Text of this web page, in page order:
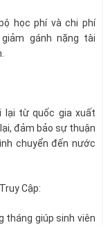
học phí và chi phí
gánh nặng tài
lại từ quốc gia xuất
đảm bảo sự thuận
chuyển đến nước
Cập:
tháng giúp sinh viên